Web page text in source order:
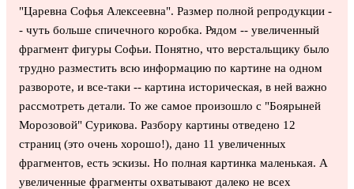
"Царевна Софья Алексеевна". Размер полной репродукции -
- чуть больше спичечного коробка. Рядом -- увеличенный
фрагмент фигуры Софьи. Понятно, что верстальщику было
трудно разместить всю информацию по картине на одном
развороте, и все-таки -- картина историческая, в ней важно
рассмотреть детали. То же самое произошло с "Боярыней
Морозовой" Сурикова. Разбору картины отведено 12
страниц (это очень хорошо!), дано 11 увеличенных
фрагментов, есть эскизы. Но полная картинка маленькая. А
увеличенные фрагменты охватывают далеко не всех